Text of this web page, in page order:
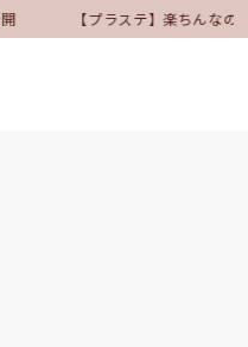
【プラステ】楽ちんなの